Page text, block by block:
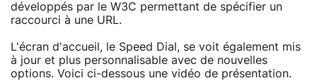
développés par le W3C permettant de spécifier un
raccourci à une URL.
L'écran d'accueil, le Speed Dial, se voit également mis
à jour et plus personnalisable avec de nouvelles
options. Voici ci-dessous une vidéo de présentation.